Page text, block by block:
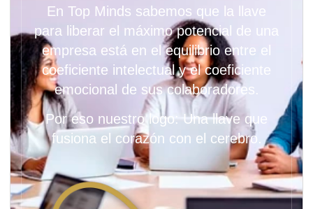
En Top Minds sabemos que la llave
para liberar el máximo potencial de una
empresa está en el equilibrio entre el
coeficiente intelectual y el coeficiente
emocional de sus colaboradores.
Por eso nuestro logo: Una llave que
fusiona el corazón con el cerebro.